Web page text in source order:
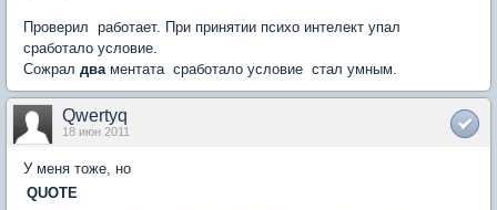
Проверил  работает. При принятии психо интелект упал 
сработало условие.
Сожрал дваментата  сработало условие  стал умным.
Qwertyq
18 июн 2011
У меня тоже, но
QUOTE